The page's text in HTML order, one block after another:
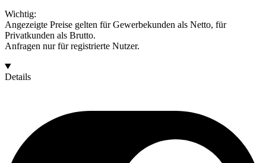
Wichtig:
Angezeigte Preise gelten für Gewerbekunden als Netto, für
Privatkunden als Brutto.
Anfragen nur für registrierte Nutzer.
Details